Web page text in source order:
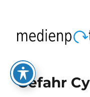
Gefahr